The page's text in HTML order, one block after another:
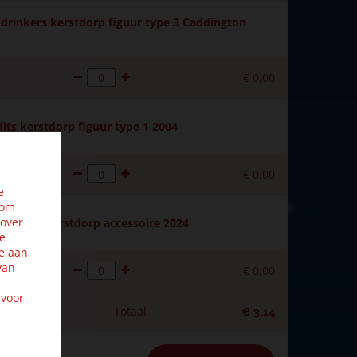
aan
kerstdorp figuur type 3 Caddington
€ 0,00
kerstdorp figuur type 1 2004
€ 0,00
kerstdorp accessoire 2024
€ 0,00
Totaal € 3,14